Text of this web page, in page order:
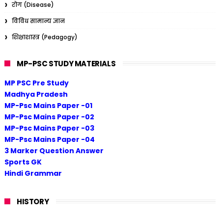
रोग (Disease)
विविध सामान्य ज्ञान
शिक्षाशास्त्र (Pedagogy)
MP-PSC STUDY MATERIALS
MP PSC Pre Study
Madhya Pradesh
MP-Psc Mains Paper -01
MP-Psc Mains Paper -02
MP-Psc Mains Paper -03
MP-Psc Mains Paper -04
3 Marker Question Answer
Sports GK
Hindi Grammar
HISTORY